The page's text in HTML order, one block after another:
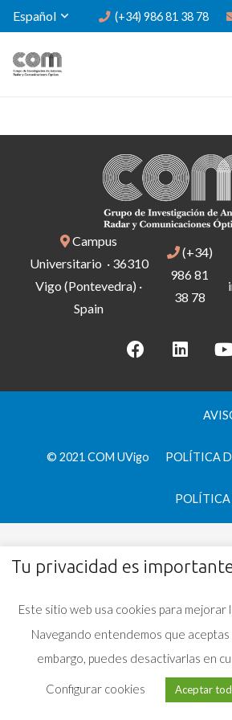
Español (+34) 986 81 38 78
Campus
Universitario · 36310
Vigo (Pontevedra) ·
Spain
(+34)
986 81
38 78
© 2021 COM UVigo POLÍTICA
POLÍTICA
Tu privacidad es
Este sitio web usa cookies para mejorar
Navegando entendemos que aceptas
embargo, puedes desactivarlas en
Configurar cookies Aceptar